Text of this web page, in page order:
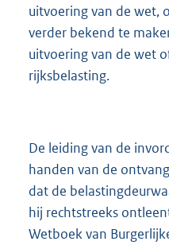
uitvoering van de wet,
verder bekend te
uitvoering van de wet
rijksbelasting.
De leiding van de
handen van de
dat de
hij rechtstreeks
Wetboek van